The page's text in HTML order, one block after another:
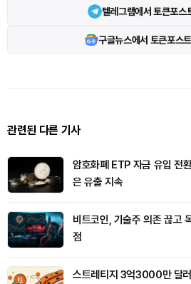
텔레그램에서 토큰포스
구글뉴스에서 토큰포스
관련된 다른 기사
암호화폐 ETP 자금 유입 전
은 유출 지속
비트코인, 기술주 의존 끊고
점
스트레티지 3억3000만 달